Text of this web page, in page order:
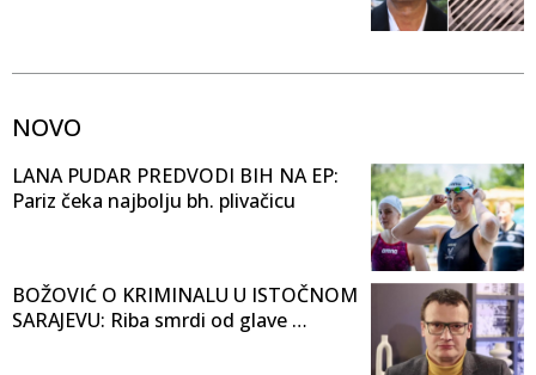
NOVO
LANA PUDAR PREDVODI BIH NA EP:
Pariz čeka najbolju bh. plivačicu
BOŽOVIĆ O KRIMINALU U ISTOČNOM
SARAJEVU: Riba smrdi od glave …